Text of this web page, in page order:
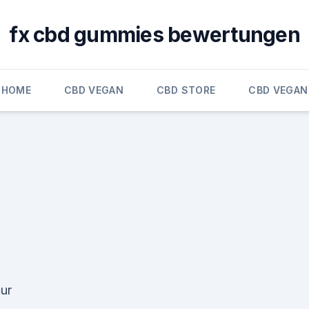
fx cbd gummies bewertungen
HOME CBD VEGAN CBD STORE CBD VEGAN